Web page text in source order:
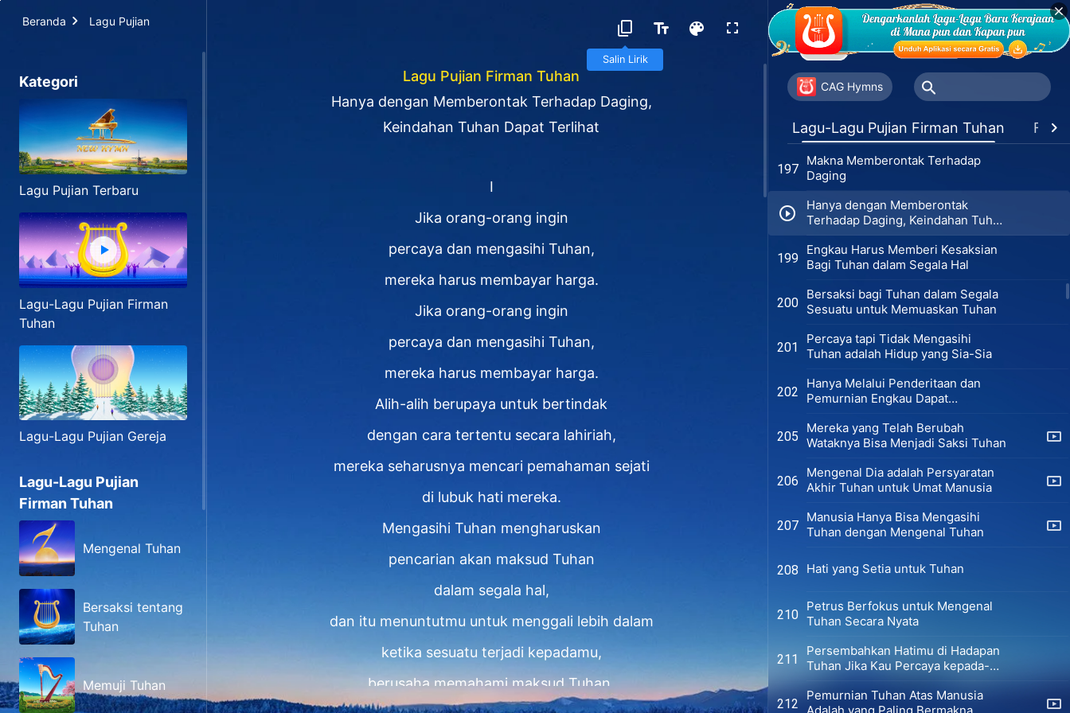
Beranda Lagu Pujian
Salin Lirik
Kategori
Lagu Pujian Terbaru
Lagu-Lagu Pujian Firman
Tuhan
Lagu-Lagu Pujian Gereja
Lagu-Lagu Pujian
Firman Tuhan
Mengenal Tuhan
Bersaksi tentang
Tuhan
Memuji Tuhan
Lagu Pujian Firman Tuhan
Hanya dengan Memberontak Terhadap Daging,
Keindahan Tuhan Dapat Terlihat
I
Jika orang-orang ingin
percaya dan mengasihi Tuhan,
mereka harus membayar harga.
Jika orang-orang ingin
percaya dan mengasihi Tuhan,
mereka harus membayar harga.
Alih-alih berupaya untuk bertindak
dengan cara tertentu secara lahiriah,
mereka seharusnya mencari pemahaman sejati
di lubuk hati mereka.
Mengasihi Tuhan mengharuskan
pencarian akan maksud Tuhan
dalam segala hal,
dan itu menuntutmu untuk menggali lebih dalam
ketika sesuatu terjadi kepadamu,
berusaha memahami maksud Tuhan,
CAG Hymns
Lagu-Lagu Pujian Firman Tuhan
194
Hanya Mereka yang Melakukan
Kebenaran Dapat Bersaksi dalam
Ujian
195
Meninggalkan Daging adalah
Melakukan Kebenaran
196 Penerapan Meninggalkan Daging
197
Makna Memberontak Terhadap
Daging
Hanya dengan Memberontak
Terhadap Daging, Keindahan Tuhan
Dapat Terlihat
199
Engkau Harus Memberi Kesaksian
Bagi Tuhan dalam Segala Hal
200
Bersaksi bagi Tuhan dalam Segala
Sesuatu untuk Memuaskan Tuhan
201
Percaya tapi Tidak Mengasihi
Tuhan adalah Hidup yang Sia-Sia
202
Hanya Melalui Penderitaan dan
Pemurnian Engkau Dapat
205
Mereka yang Telah Berubah
Wataknya Bisa Menjadi Saksi Tuhan
206
Mengenal Dia adalah Persyaratan
Akhir Tuhan untuk Umat Manusia
207
Manusia Hanya Bisa Mengasihi
Tuhan dengan Mengenal Tuhan
208 Hati yang Setia untuk Tuhan
210
Petrus Berfokus untuk Mengenal
Tuhan Secara Nyata
211
Persembahkan Hatimu di Hadapan
Tuhan Jika Kau Percaya kepada-
212
Pemurnian Tuhan Atas Manusia